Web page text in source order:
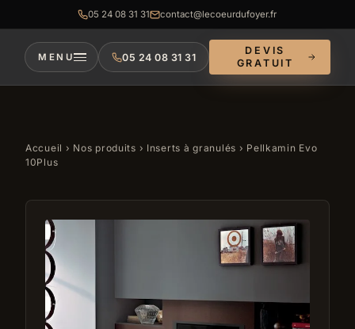
05 24 08 31 31 contact@lecoeurdufoyer.fr
MENU 05 24 08 31 31
DEVIS
GRATUIT
Accueil › Nos produits › Inserts à granulés › Pellkamin Evo
10Plus